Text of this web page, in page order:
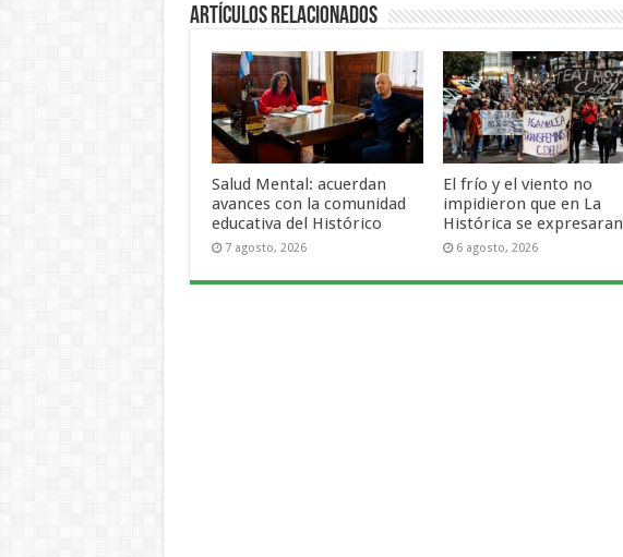
Artículos Relacionados
Salud Mental: acuerdan
avances con la comunidad
educativa del Histórico
7 agosto, 2026
El frío y el viento no
impidieron que en La
Histórica se expresaran
6 agosto, 2026